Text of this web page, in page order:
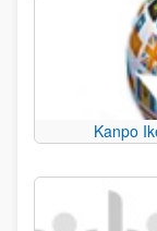
Kanpo